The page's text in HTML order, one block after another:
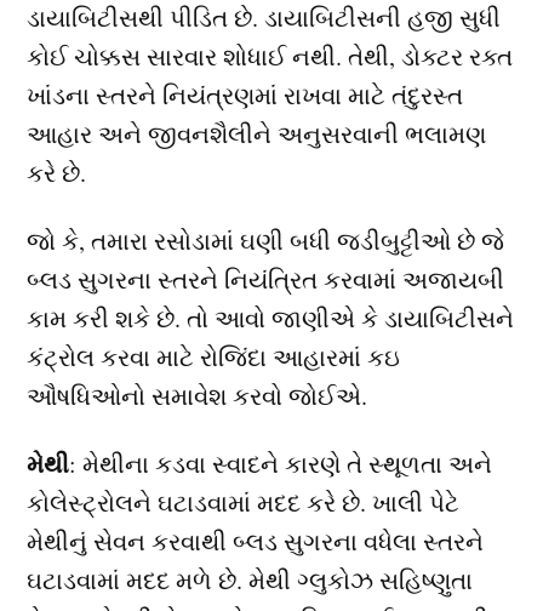
ડાયાબિટીસથી પીડિત છે. ડાયાબિટીસની હજી સુધી
કોઈ ચોક્કસ સારવાર શોધાઈ નથી. તેથી, ડોક્ટર રક્ત
ખાંડના સ્તરને નિયંત્રણમાં રાખવા માટે તંદુરસ્ત
આહાર અને જીવનશૈલીને અનુસરવાની ભલામણ
કરે છે.
જો કે, તમારા રસોડામાં ઘણી બધી જડીબુટ્ટીઓ છે જે
બ્લડ સુગરના સ્તરને નિયંત્રિત કરવામાં અજાયબી
કામ કરી શકે છે. તો આવો જાણીએ કે ડાયાબિટીસને
કંટ્રોલ કરવા માટે રોજિંદા આહારમાં કઇ
ઔષધિઓનો સમાવેશ કરવો જોઈએ.
મેથી: મેથીના કડવા સ્વાદને કારણે તે સ્થૂળતા અને
કોલેસ્ટ્રોલને ઘટાડવામાં મદદ કરે છે. ખાલી પેટે
મેથીનું સેવન કરવાથી બ્લડ સુગરના વધેલા સ્તરને
ઘટાડવામાં મદદ મળે છે. મેથી ગ્લુકોઝ સહિષ્ણુતા